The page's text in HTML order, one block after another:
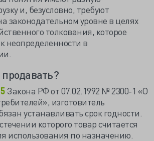
и, безусловно, требуют
законодательном уровне в целях
толкования, которое
неопределенности в
продавать?
Закона РФ от 07.02.1992 № 2300-1 «О
изготовитель
устанавливать срок годности.
которого товар считается
использования по назначению.